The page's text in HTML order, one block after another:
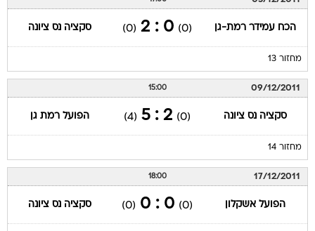
הכח עמידר רמת-גן (0)
0 : 2
(0) סקציה נס ציונה
מחזור 13
09/12/2011
15:00
סקציה נס ציונה (0)
2 : 5
(4) הפועל רמת גן
מחזור 14
17/12/2011
18:00
הפועל אשקלון (0)
0 : 0
(0) סקציה נס ציונה